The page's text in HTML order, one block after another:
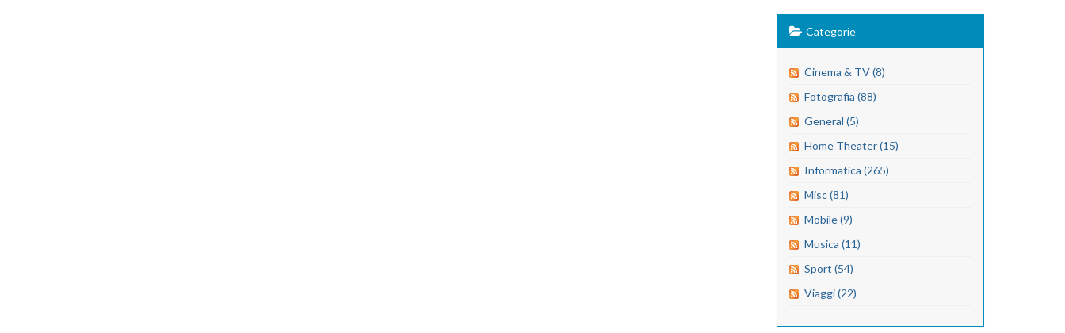
Categorie
Cinema & TV (8)
Fotografia (88)
General (5)
Home Theater (15)
Informatica (265)
Misc (81)
Mobile (9)
Musica (11)
Sport (54)
Viaggi (22)